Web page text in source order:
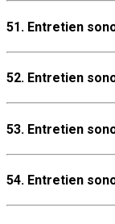
51. Entretien
52. Entretien
53. Entretien
54. Entretien